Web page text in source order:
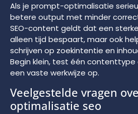
Als je prompt-optimalisatie
betere output met minder
SEO-content geldt dat een
alleen tijd bespaart, maar ook
schrijven op zoekintentie en
Begin klein, test één contenttype
een vaste werkwijze op.
Veelgestelde vragen
optimalisatie seo